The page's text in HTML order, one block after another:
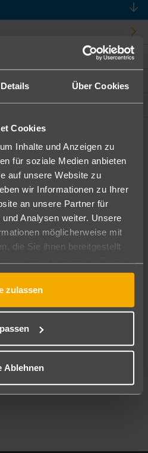
Details Über Cookies
Cookies
Inhalte und Anzeigen zu
für soziale Medien anbieten
auf unsere Website zu
wir Informationen zu Ihrer
an unsere Partner für
Analysen weiter. Unsere
möglicherweise mit
die Sie ihnen bereitgestellt
zulassen
Ablehnen
Wünschen
Nur Hotel
7-21 Nächte
Kinder